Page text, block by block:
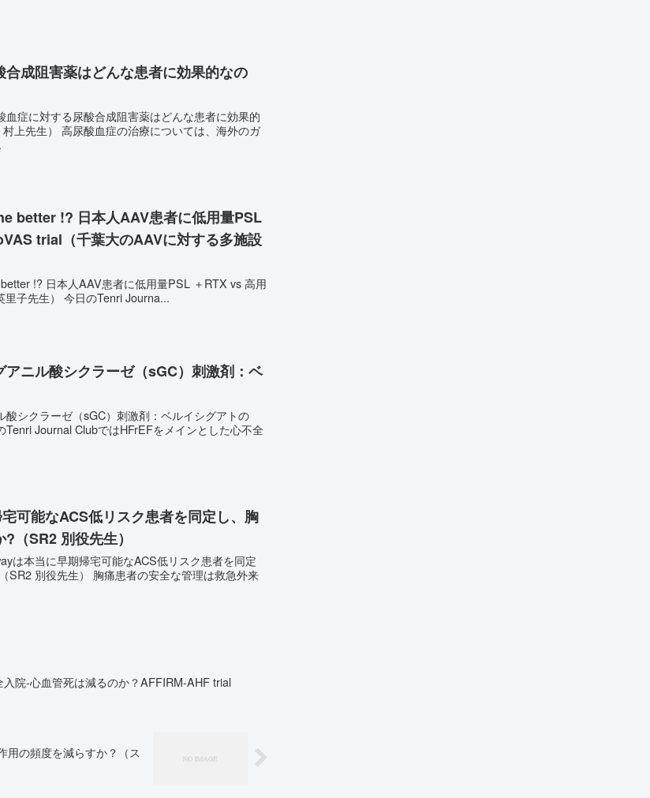
成阻害薬はどんな患者に効果的なの
症に対する尿酸合成阻害薬はどんな患者に効果的
ついては、海外のガ
better !? 日本人AAV患者に低用量PSL
trial（千葉大のAAVに対する多施設
!? 日本人AAV患者に低用量PSL ＋RTX vs 高用
量PSL＋RTX：LoVAS trial（担当：柏原英里子先生） 今日のTenri Journa...
ニル酸シクラーゼ（sGC）刺激剤：ベ
シクラーゼ（sGC）刺激剤：ベルイシグアトの
可能なACS低リスク患者を同定し、胸
（SR2 別役先生）
は本当に早期帰宅可能なACS低リスク患者を同定
の安全な管理は救急外来
院-心血管死は減るのか？AFFIRM-AHF trial
用の頻度を減らすか？（ス